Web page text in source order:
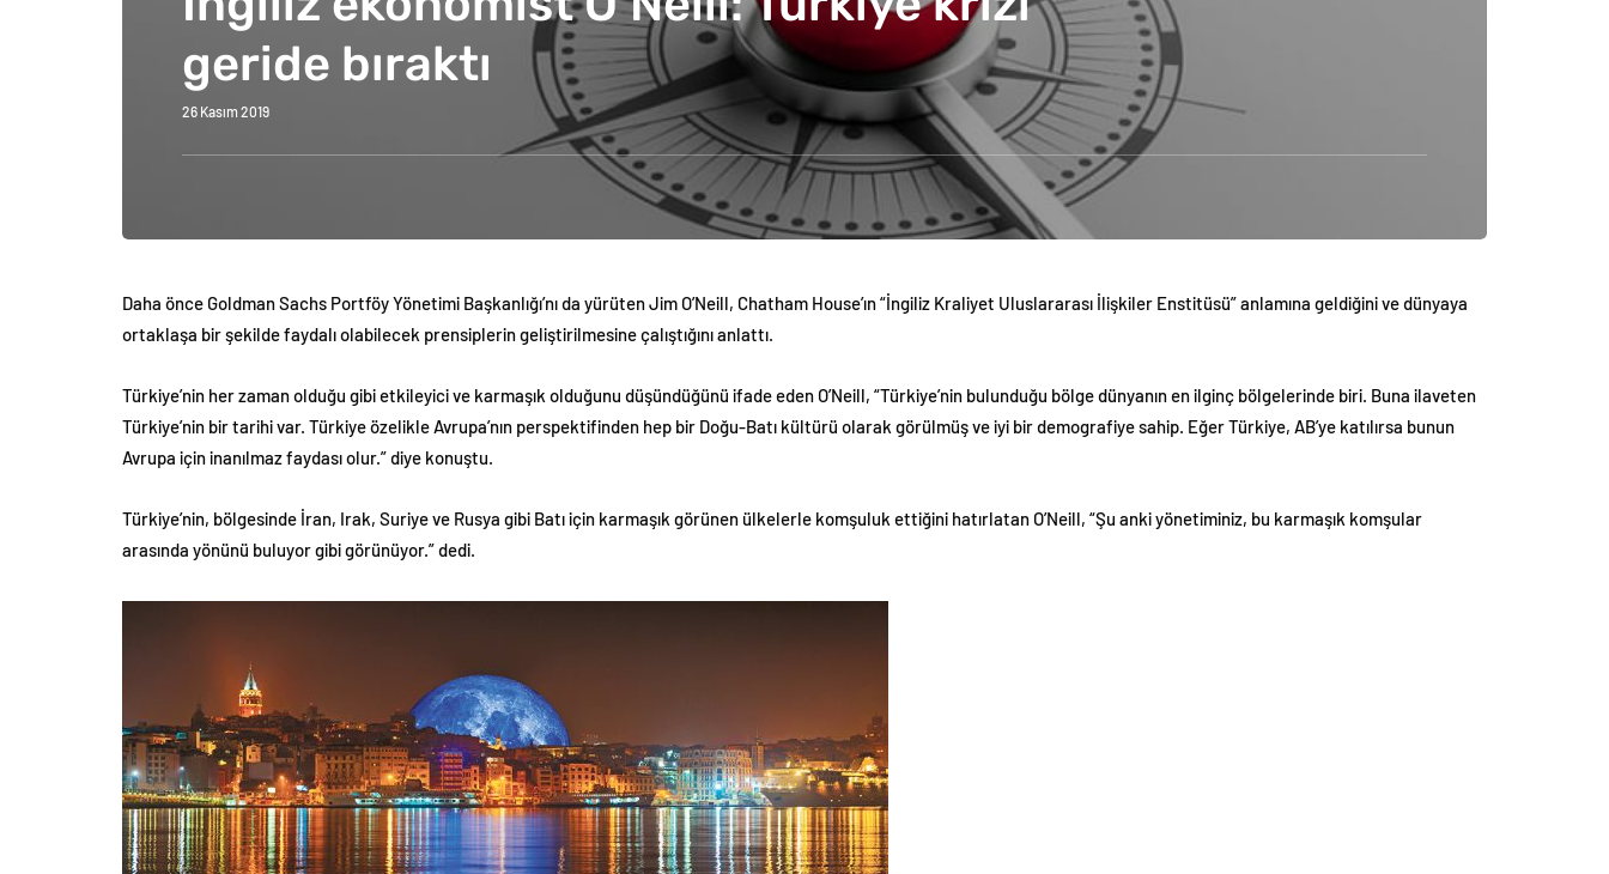
geride bıraktı
26 Kasım 2019
Daha önce Goldman Sachs Portföy Yönetimi Başkanlığı’nı da yürüten Jim O’Neill, Chatham House’ın “İngiliz Kraliyet Uluslararası İlişkiler Enstitüsü” anlamına geldiğini ve dünyaya
ortaklaşa bir şekilde faydalı olabilecek prensiplerin geliştirilmesine çalıştığını anlattı.
Türkiye’nin her zaman olduğu gibi etkileyici ve karmaşık olduğunu düşündüğünü ifade eden O’Neill, “Türkiye’nin bulunduğu bölge dünyanın en ilginç bölgelerinde biri. Buna ilaveten
Türkiye’nin bir tarihi var. Türkiye özelikle Avrupa’nın perspektifinden hep bir Doğu-Batı kültürü olarak görülmüş ve iyi bir demografiye sahip. Eğer Türkiye, AB’ye katılırsa bunun
Avrupa için inanılmaz faydası olur.” diye konuştu.
Türkiye’nin, bölgesinde İran, Irak, Suriye ve Rusya gibi Batı için karmaşık görünen ülkelerle komşuluk ettiğini hatırlatan O’Neill, “Şu anki yönetiminiz, bu karmaşık komşular
arasında yönünü buluyor gibi görünüyor.” dedi.